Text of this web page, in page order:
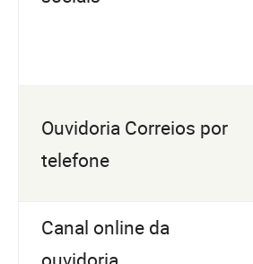
Ouvidoria Correios por
telefone
Canal online da